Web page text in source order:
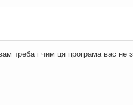
треба і чим ця програма вас не